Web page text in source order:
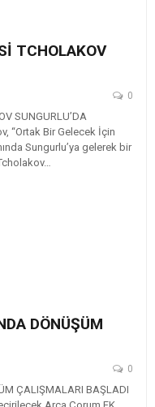
TCHOLAKOV
0
SUNGURLU’DA
“Ortak Bir Gelecek İçin
Sungurlu’ya gelerek bir
DÖNÜŞÜM
0
ÇALIŞMALARI BAŞLADI